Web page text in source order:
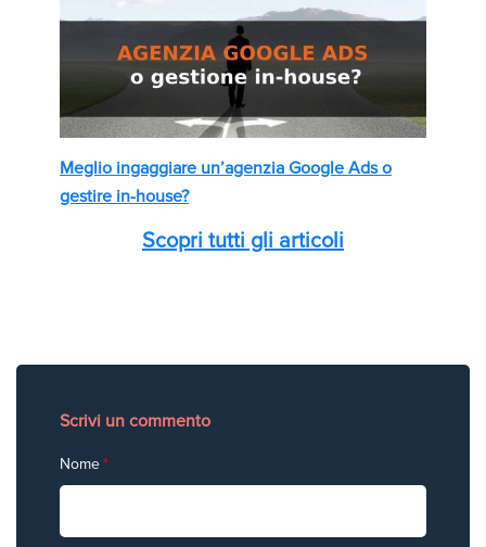
Meglio ingaggiare un’agenzia Google Ads o
gestire in-house?
Scopri tutti gli articoli
Scrivi un commento
Nome*